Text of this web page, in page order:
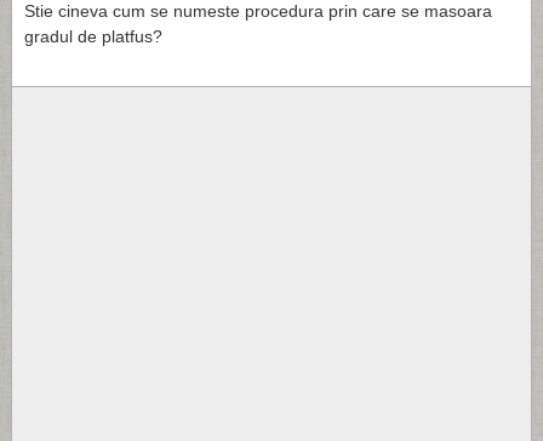
Stie cineva cum se numeste procedura prin care se masoara
gradul de platfus?